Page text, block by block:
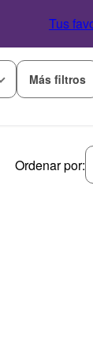
Tus
Más filtros
Ordenar por: